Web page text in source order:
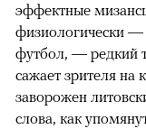
эффектные
физиологически —
футбол, — редкий
сажает зрителя на
заворожен
слова, как